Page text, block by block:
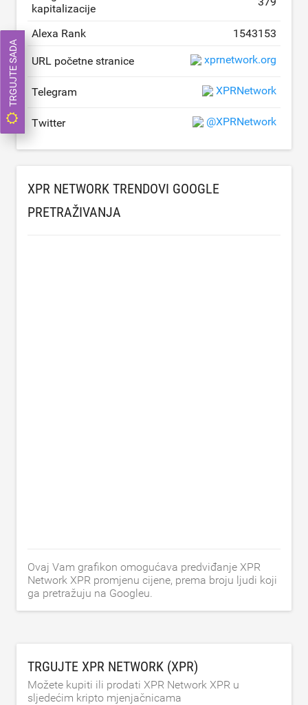
kapitalizacije
Alexa Rank 1543153
URL početne stranice xprnetwork.org
Telegram XPRNetwork
Twitter @XPRNetwork
XPR NETWORK TRENDOVI GOOGLE
PRETRAŽIVANJA
Ovaj Vam grafikon omogućava predviđanje XPR
Network XPR promjenu cijene, prema broju ljudi koji
ga pretražuju na Googleu.
TRGUJTE XPR NETWORK (XPR)
Možete kupiti ili prodati XPR Network XPR u
sljedećim kripto mjenjačnicama
TRGUJTE SADA